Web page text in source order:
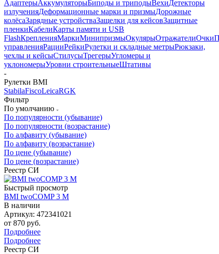
АдаптерыАккумуляторыБиподы и триподыВехиДетекторы
излученияДеформационные марки и призмыДорожные
колёсаЗарядные устройстваЗащелки для кейсовЗащитные
пленкиКабелиКарты памяти и USB
FlashКрепленияМаркиМинипризмыОкулярыОтражателиОчки
управленияРацииРейкиРулетки и складные метрыРюкзаки,
чехлы и кейсыСтилусыТрегерыУгломеры и
уклономерыУровни строительныеШтативы
-
Рулетки BMI
StabilaFiscoLeicaRGK
Фильтр
По умолчанию
По популярности (убывание)
По популярности (возрастание)
По алфавиту (убывание)
По алфавиту (возрастание)
По цене (убывание)
По цене (возрастание)
Реестр СИ
Быстрый просмотр
BMI twoCOMP 3 M
В наличии
Артикул: 472341021
от 870 руб.
Подробнее
Подробнее
Реестр СИ